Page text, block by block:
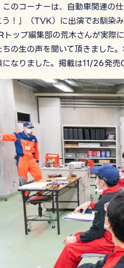
このコーナーは、自動車関連の
う！」（TVK）に出演でお馴染
トップ編集部の荒木さんが実際
の生の声を聞いて頂きました
になりました。掲載は11/26発売